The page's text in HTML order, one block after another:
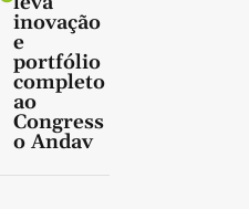
inovação
e
portfólio
completo
ao
Congress
o Andav